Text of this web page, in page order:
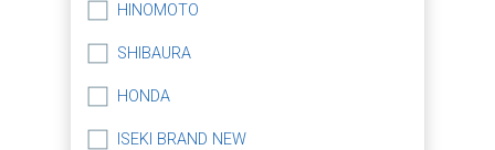
HINOMOTO
SHIBAURA
HONDA
ISEKI BRAND NEW